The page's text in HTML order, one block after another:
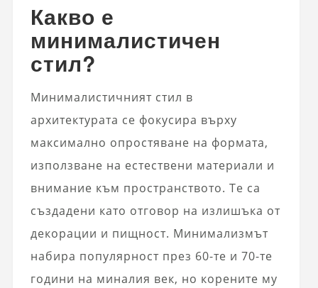
Какво е
минималистичен
стил?
Минималистичният стил в
архитектурата се фокусира върху
максимално опростяване на формата,
използване на естествени материали и
внимание към пространството. Те са
създадени като отговор на излишъка от
декорации и пищност. Минимализмът
набира популярност през 60-те и 70-те
години на миналия век, но корените му